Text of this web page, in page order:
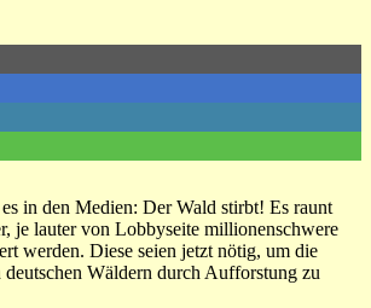
in den Medien: Der Wald stirbt! Es raunt
je lauter von Lobbyseite millionenschwere
werden. Diese seien jetzt nötig, um die
deutschen Wäldern durch Aufforstung zu